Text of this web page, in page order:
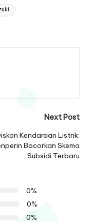
Next Post
Kendaraan Listrik:
Bocorkan Skema
Subsidi Terbaru
0%
0%
0%